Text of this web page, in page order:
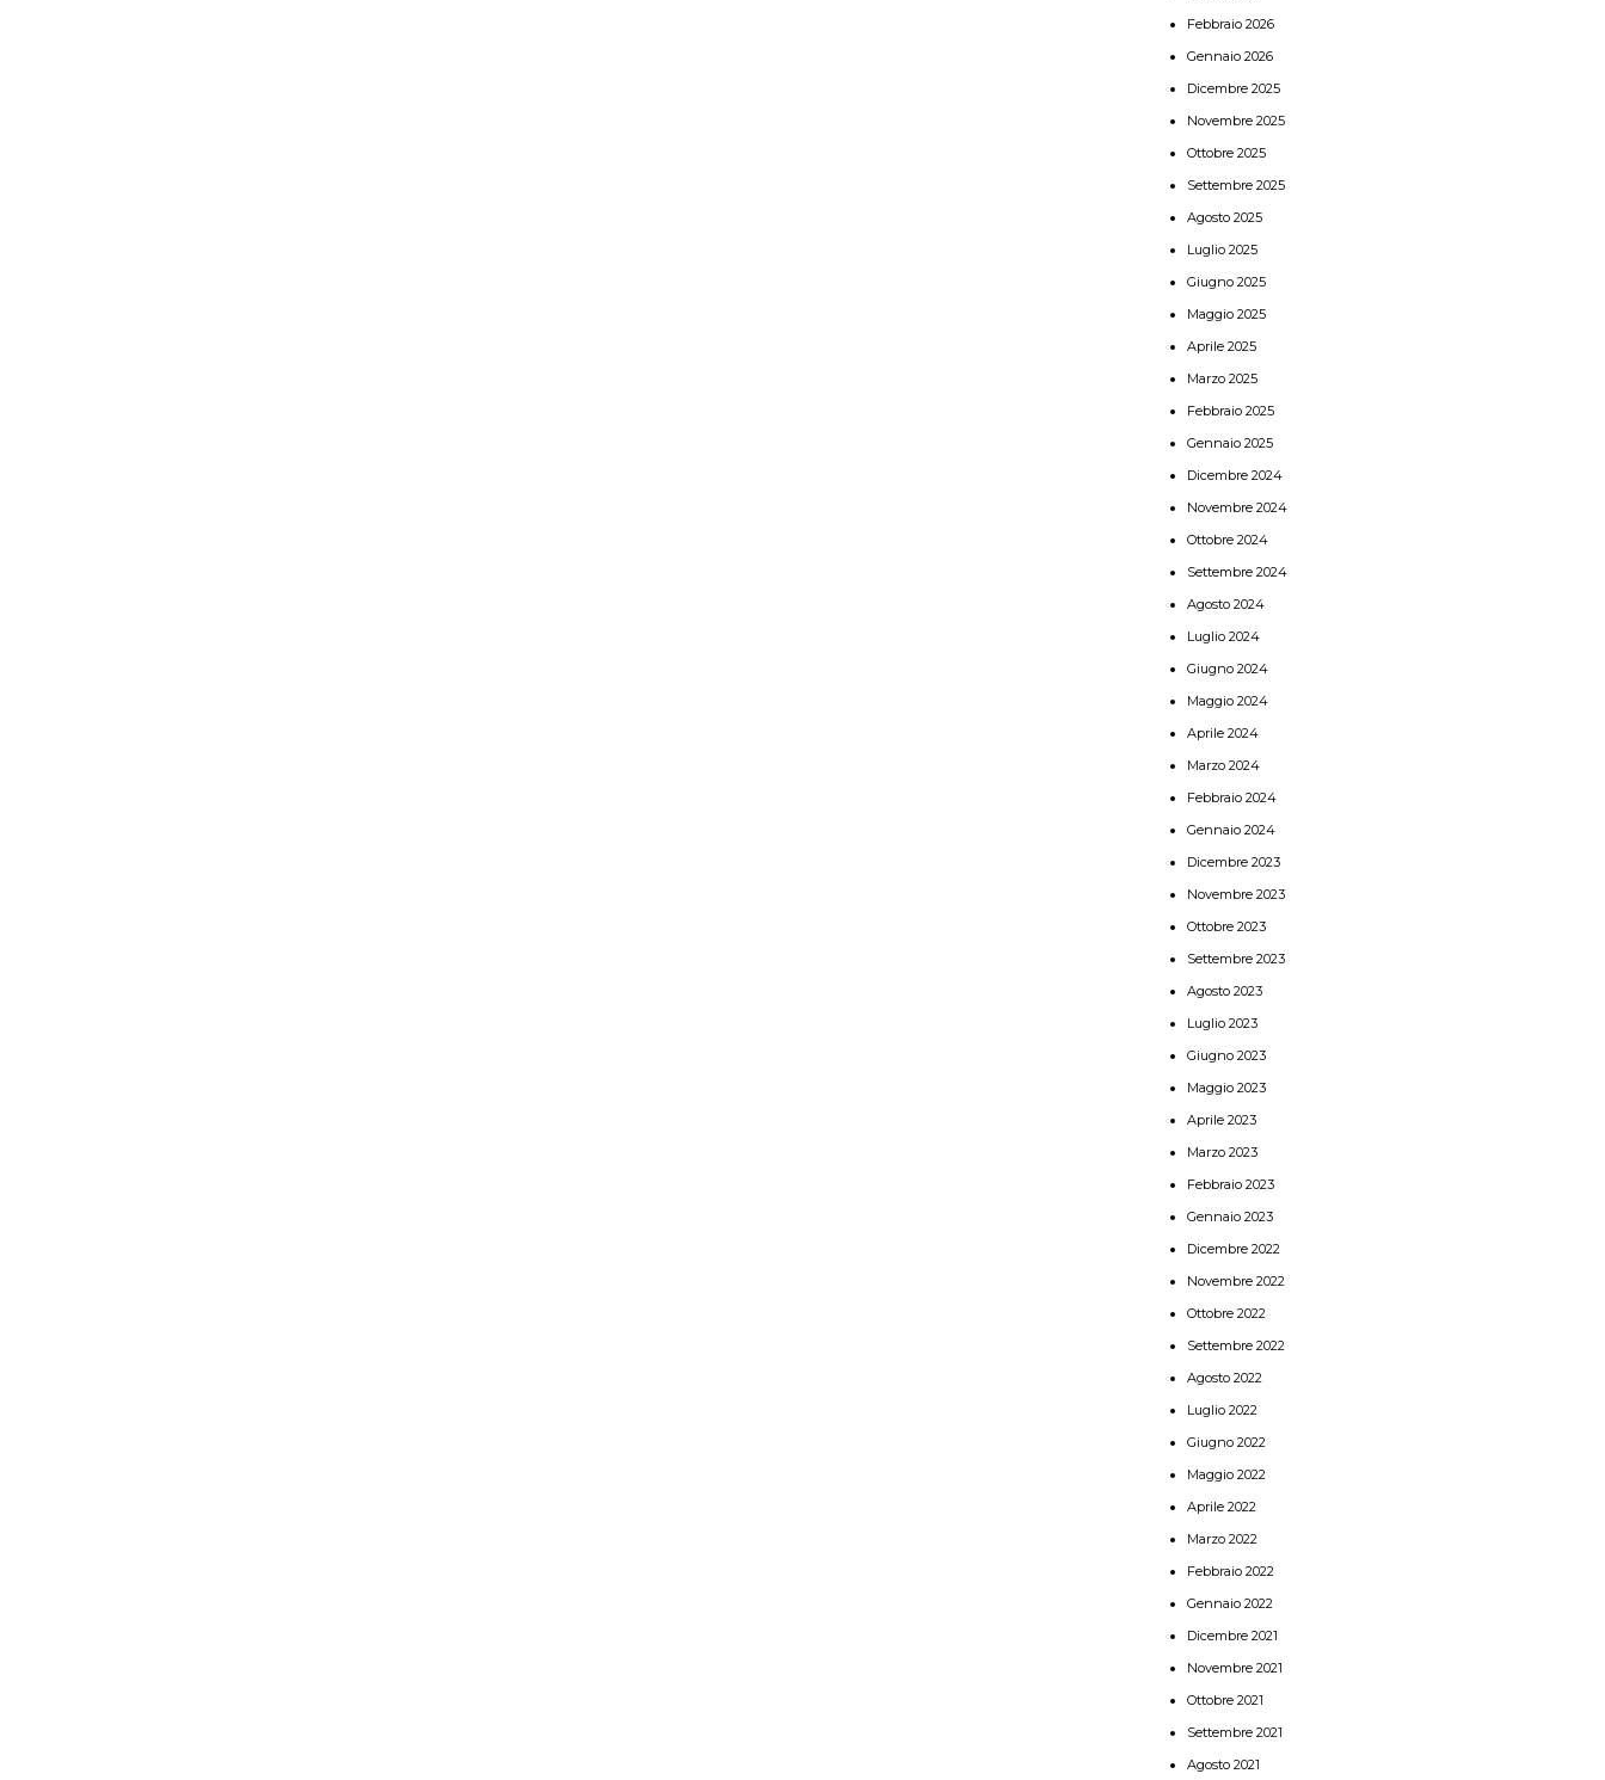
Febbraio 2026
Gennaio 2026
Dicembre 2025
Novembre 2025
Ottobre 2025
Settembre 2025
Agosto 2025
Luglio 2025
Giugno 2025
Maggio 2025
Aprile 2025
Marzo 2025
Febbraio 2025
Gennaio 2025
Dicembre 2024
Novembre 2024
Ottobre 2024
Settembre 2024
Agosto 2024
Luglio 2024
Giugno 2024
Maggio 2024
Aprile 2024
Marzo 2024
Febbraio 2024
Gennaio 2024
Dicembre 2023
Novembre 2023
Ottobre 2023
Settembre 2023
Agosto 2023
Luglio 2023
Giugno 2023
Maggio 2023
Aprile 2023
Marzo 2023
Febbraio 2023
Gennaio 2023
Dicembre 2022
Novembre 2022
Ottobre 2022
Settembre 2022
Agosto 2022
Luglio 2022
Giugno 2022
Maggio 2022
Aprile 2022
Marzo 2022
Febbraio 2022
Gennaio 2022
Dicembre 2021
Novembre 2021
Ottobre 2021
Settembre 2021
Agosto 2021